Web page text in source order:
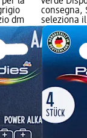
dm
consegna,
seleziona